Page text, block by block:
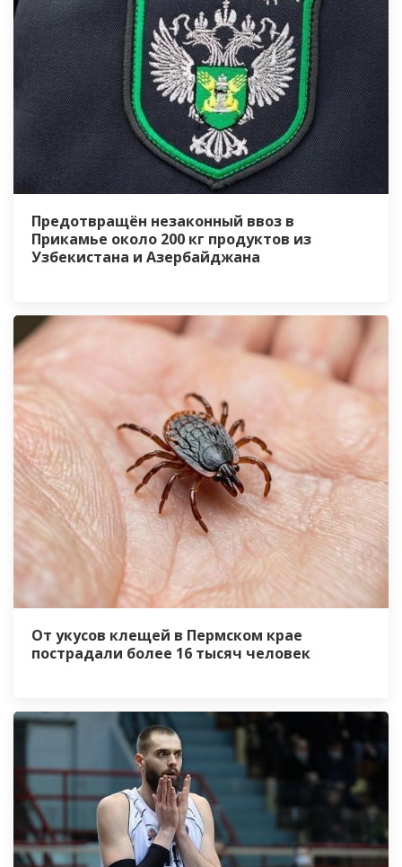
Предотвращён незаконный ввоз в
Прикамье около 200 кг продуктов из
Узбекистана и Азербайджана
От укусов клещей в Пермском крае
пострадали более 16 тысяч человек